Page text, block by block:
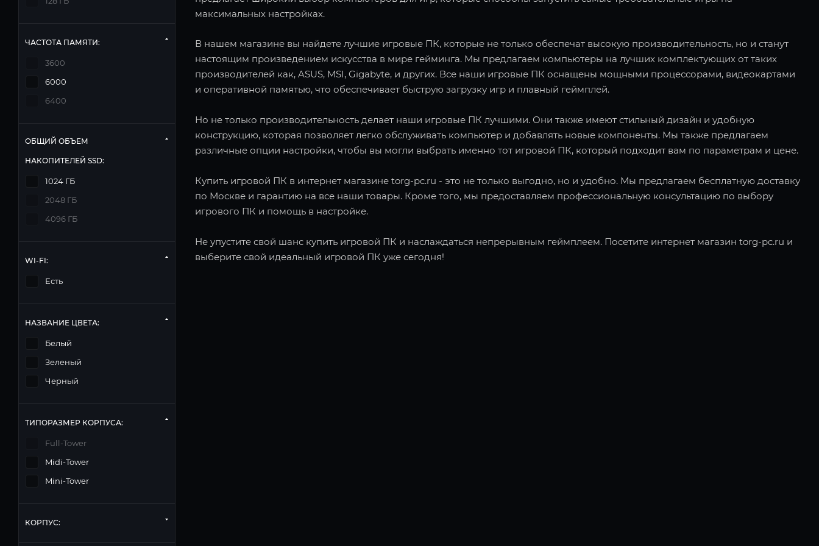
максимальных настройках.
В нашем магазине вы найдете лучшие игровые ПК, которые не только обеспечат высокую производительность, но и станут
настоящим произведением искусства в мире гейминга. Мы предлагаем компьютеры на лучших комплектующих от таких
производителей как, ASUS, MSI, Gigabyte, и других. Все наши игровые ПК оснащены мощными процессорами, видеокартами
и оперативной памятью, что обеспечивает быструю загрузку игр и плавный геймплей.
Но не только производительность делает наши игровые ПК лучшими. Они также имеют стильный дизайн и удобную
конструкцию, которая позволяет легко обслуживать компьютер и добавлять новые компоненты. Мы также предлагаем
различные опции настройки, чтобы вы могли выбрать именно тот игровой ПК, который подходит вам по параметрам и цене.
Купить игровой ПК в интернет магазине torg-pc.ru - это не только выгодно, но и удобно. Мы предлагаем бесплатную доставку
по Москве и гарантию на все наши товары. Кроме того, мы предоставляем профессиональную консультацию по выбору
игрового ПК и помощь в настройке.
Не упустите свой шанс купить игровой ПК и наслаждаться непрерывным геймплеем. Посетите интернет магазин torg-pc.ru и
выберите свой идеальный игровой ПК уже сегодня!
ЧАСТОТА ПАМЯТИ:
3600
6000
6400
ОБЩИЙ ОБЪЕМ
НАКОПИТЕЛЕЙ SSD:
1024 ГБ
2048 ГБ
4096 ГБ
WI-FI:
Есть
НАЗВАНИЕ ЦВЕТА:
Белый
Зеленый
Черный
ТИПОРАЗМЕР КОРПУСА:
Full-Tower
Midi-Tower
Mini-Tower
КОРПУС: